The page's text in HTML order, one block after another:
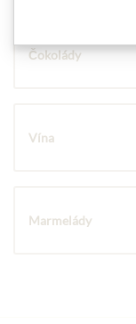
Čokolády
Vína
Marmelády